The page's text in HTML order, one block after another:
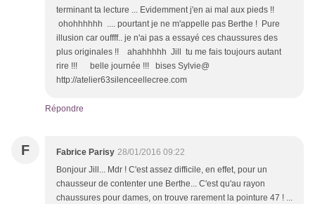
terminant ta lecture ... Evidemment j'en ai mal aux pieds !!
ohohhhhhh .... pourtant je ne m'appelle pas Berthe ! Pure
illusion car ouffff.. je n'ai pas a essayé ces chaussures des
plus originales !! ahahhhhh Jill tu me fais toujours autant
rire !!! belle journée !!! bises Sylvie@
http://atelier63silenceellecree.com
Répondre
F Fabrice Parisy 28/01/2016 09:22
Bonjour Jill... Mdr ! C'est assez difficile, en effet, pour un
chausseur de contenter une Berthe... C'est qu'au rayon
chaussures pour dames, on trouve rarement la pointure 47 ! ...